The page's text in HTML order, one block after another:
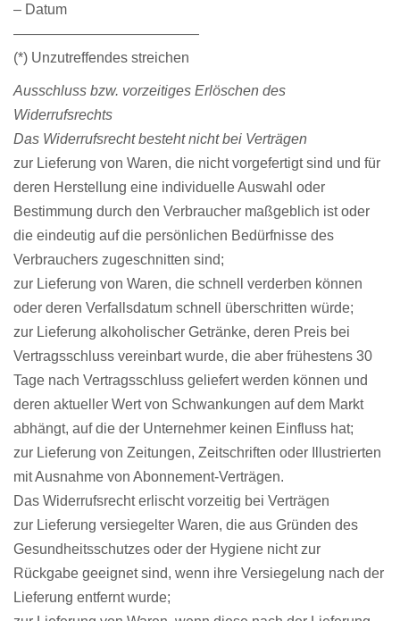
– Datum
—————————————
(*) Unzutreffendes streichen
Ausschluss bzw. vorzeitiges Erlöschen des
Widerrufsrechts
Das Widerrufsrecht besteht nicht bei Verträgen
zur Lieferung von Waren, die nicht vorgefertigt sind und für
deren Herstellung eine individuelle Auswahl oder
Bestimmung durch den Verbraucher maßgeblich ist oder
die eindeutig auf die persönlichen Bedürfnisse des
Verbrauchers zugeschnitten sind;
zur Lieferung von Waren, die schnell verderben können
oder deren Verfallsdatum schnell überschritten würde;
zur Lieferung alkoholischer Getränke, deren Preis bei
Vertragsschluss vereinbart wurde, die aber frühestens 30
Tage nach Vertragsschluss geliefert werden können und
deren aktueller Wert von Schwankungen auf dem Markt
abhängt, auf die der Unternehmer keinen Einfluss hat;
zur Lieferung von Zeitungen, Zeitschriften oder Illustrierten
mit Ausnahme von Abonnement-Verträgen.
Das Widerrufsrecht erlischt vorzeitig bei Verträgen
zur Lieferung versiegelter Waren, die aus Gründen des
Gesundheitsschutzes oder der Hygiene nicht zur
Rückgabe geeignet sind, wenn ihre Versiegelung nach der
Lieferung entfernt wurde;